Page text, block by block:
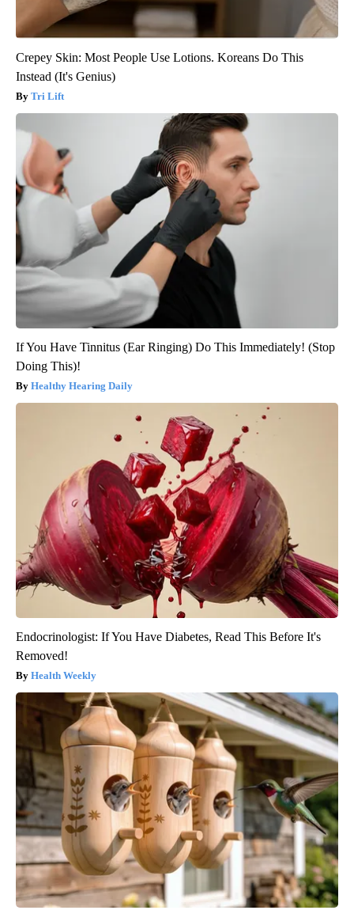
Crepey Skin: Most People Use Lotions. Koreans Do This
Instead (It's Genius)
Tri Lift
If You Have Tinnitus (Ear Ringing) Do This Immediately! (Stop
Doing This)!
Healthy Hearing Daily
Endocrinologist: If You Have Diabetes, Read This Before It's
Removed!
Health Weekly